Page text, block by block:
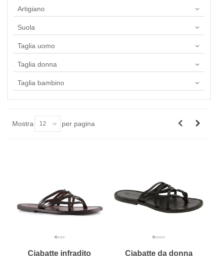
Artigiano
Suola
Taglia uomo
Taglia donna
Taglia bambino
Mostra 12 per pagina
Ciabatte infradito
Ciabatte da donna